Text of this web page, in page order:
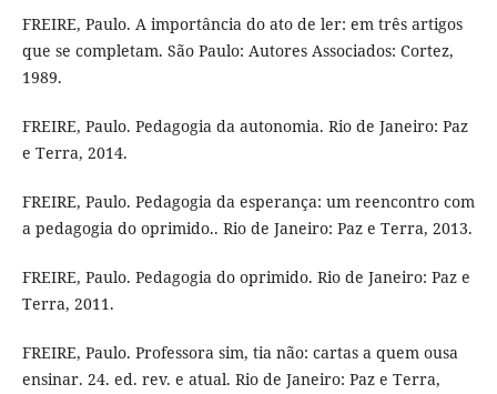
FREIRE, Paulo. A importância do ato de ler: em três artigos
que se completam. São Paulo: Autores Associados: Cortez,
1989.
FREIRE, Paulo. Pedagogia da autonomia. Rio de Janeiro: Paz
e Terra, 2014.
FREIRE, Paulo. Pedagogia da esperança: um reencontro com
a pedagogia do oprimido.. Rio de Janeiro: Paz e Terra, 2013.
FREIRE, Paulo. Pedagogia do oprimido. Rio de Janeiro: Paz e
Terra, 2011.
FREIRE, Paulo. Professora sim, tia não: cartas a quem ousa
ensinar. 24. ed. rev. e atual. Rio de Janeiro: Paz e Terra,